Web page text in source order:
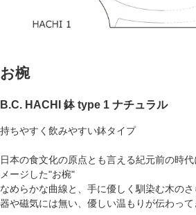
お椀
B.C. HACHI 鉢 type 1 ナチュラル
持ちやすく飲みやすい鉢タイプ
日本の食文化の原点とも言える紀元前の時
メージした"お椀"
なめらかな曲線と、手に優しく馴染む木の
器や磁気には無い、優しい温もりが伝わって